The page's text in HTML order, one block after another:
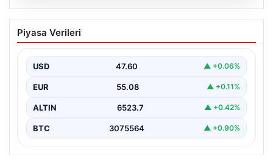
kendini ödeyen ev modeli
USD 47.60 ▲ +0.06%
EUR 55.08 ▲ +0.11%
ALTIN 6523.7 ▲ +0.42%
BTC 3075564 ▲ +0.90%
Son Eklenen Haberler
■Fed faizi sabit tuttu